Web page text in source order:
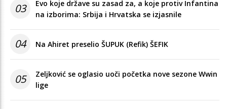
03
Evo koje države su zasad za, a koje protiv Infantina
na izborima: Srbija i Hrvatska se izjasnile
04 Na Ahiret preselio ŠUPUK (Refik) ŠEFIK
05
Zeljković se oglasio uoči početka nove sezone Wwin
lige